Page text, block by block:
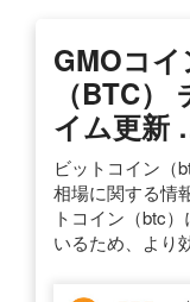
GMOコ
（BTC
イム更新
ビットコイン（
相場に関する情
トコイン（btc
いるため、より